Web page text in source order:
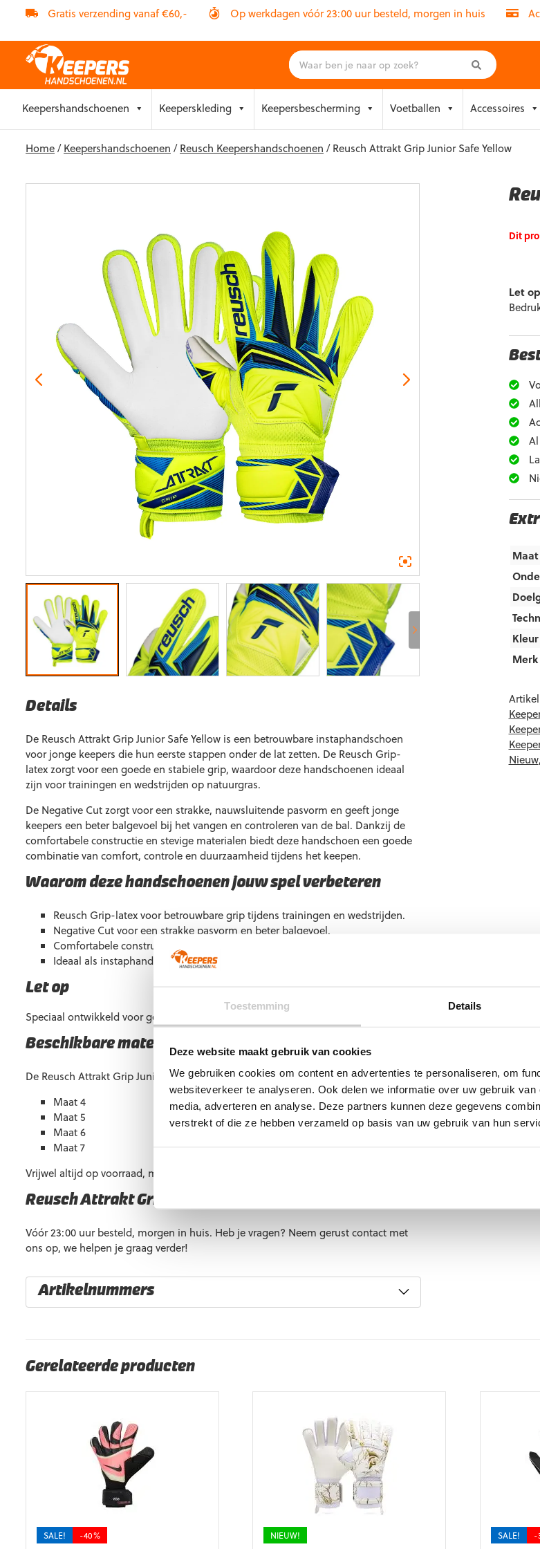
Toestemming Details
Deze website maakt gebruik van cookies
We gebruiken cookies om content en advertenties te personaliseren, om
websiteverkeer te analyseren. Ook delen we informatie over uw gebruik
media, adverteren en analyse. Deze partners kunnen deze gegevens
verstrekt of die ze hebben verzameld op basis van uw gebruik van hun
Gratis verzending vanaf €60,- Op werkdagen vóór 23:00 uur besteld, morgen in huis
toKeepershandschoenen Keeperskleding Keepersbescherming Voetballen Accessoires
Home/Keepershandschoenen /Reusch Keepershandschoenen / Reusch Attrakt Grip Junior Safe Yellow
Details
De Reusch Attrakt Grip Junior Safe Yellow is een betrouwbare instaphandschoen
voor jonge keepers die hun eerste stappen onder de lat zetten. De Reusch Grip-
latex zorgt voor een goede en stabiele grip, waardoor deze handschoenen ideaal
zijn voor trainingen en wedstrijden op natuurgras.
De Negative Cut zorgt voor een strakke, nauwsluitende pasvorm en geeft jonge
keepers een beter balgevoel bij het vangen en controleren van de bal. Dankzij de
comfortabele constructie en stevige materialen biedt deze handschoen een goede
combinatie van comfort, controle en duurzaamheid tijdens het keepen.
Waarom deze handschoenen jouw spel verbeteren
Reusch Grip-latex voor betrouwbare grip tijdens trainingen en wedstrijden.
Negative Cut voor een strakke pasvorm en beter balgevoel.
Comfortabele constructie voor langdurig draagcomfort.
Ideaal als instaphandschoen voor jonge keepers.
Let op
Speciaal ontwikkeld voor gebruik op natuurgrasvelden.
Beschikbare maten
De Reusch Attrakt Grip Junior Safe Yellow is beschikbaar in de volgende maten:
Maat 4
Maat 5
Maat 6
Maat 7
Vrijwel altijd op voorraad, maar soms kan een maat tijdelijk uitverkocht zijn.
Reusch Attrakt Grip Junior Safe Yellow kopen?
Vóór 23:00 uur besteld, morgen in huis. Heb je vragen? Neem gerust contact met
ons op, we helpen je graag verder!
Artikelnummers
Dit
Let
Nieuw,
Maat
Kleur
Merk
Gerelateerde producten
SALE! -40% NIEUW! SALE! -